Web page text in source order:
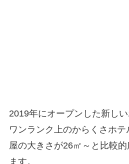
2019年にオープンした新しい
ワンランク上のからくさホ
屋の大きさが26㎡～と比較
ます。